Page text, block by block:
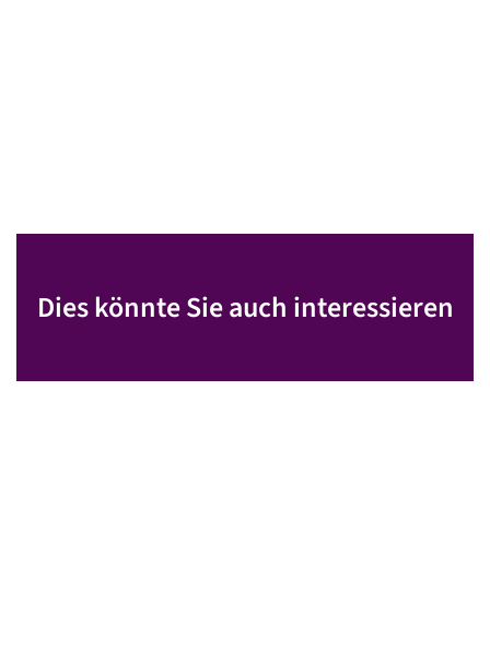
Dies könnte Sie auch interessieren